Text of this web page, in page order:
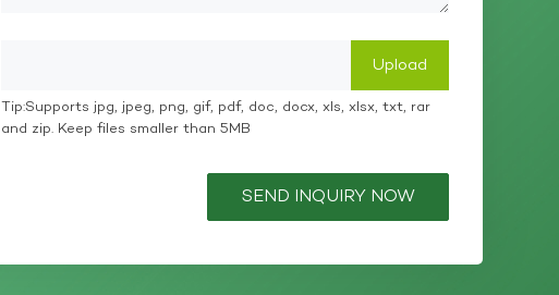
Tip:Supports jpg, jpeg, png, gif, pdf, doc, docx, xls, xlsx, txt, rar
and zip. Keep files smaller than 5MB
SEND INQUIRY NOW